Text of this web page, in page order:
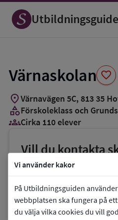
Vi använder kakor
På Utbildningsguiden
webbplatsen ska fungera på
du välja vilka cookies du vill
Värnaskolan favorite
Spara
som
favorit
location_onVärnavägen 5C, 813 35
categoryFörskoleklass och
groups_3Cirka 110 elever
Vill du kontakta
phoneTelefon:070-0860247
E-post:
link Webbplats: